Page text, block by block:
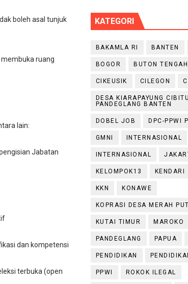
boleh asal tunjuk
membuka ruang
lain:
Jabatan
dan kompetensi
terbuka (open
KATEGORI
BAKAMLA RI BANTEN
BOGOR BUTON TENGAH
CIKEUSIK CILEGON
DESA KIARAPAYUNG
PANDEGLANG BANTEN
DOBEL JOB DPC-PPWI
GMNI INTERNASIONAL
INTERNASIONAL
KELOMPOK13 KENDARI
KKN KONAWE
KOPRASI DESA MERAH
KUTAI TIMUR MAROKO
PANDEGLANG PAPUA
PENDIDIKAN
PPWI ROKOK ILEGAL